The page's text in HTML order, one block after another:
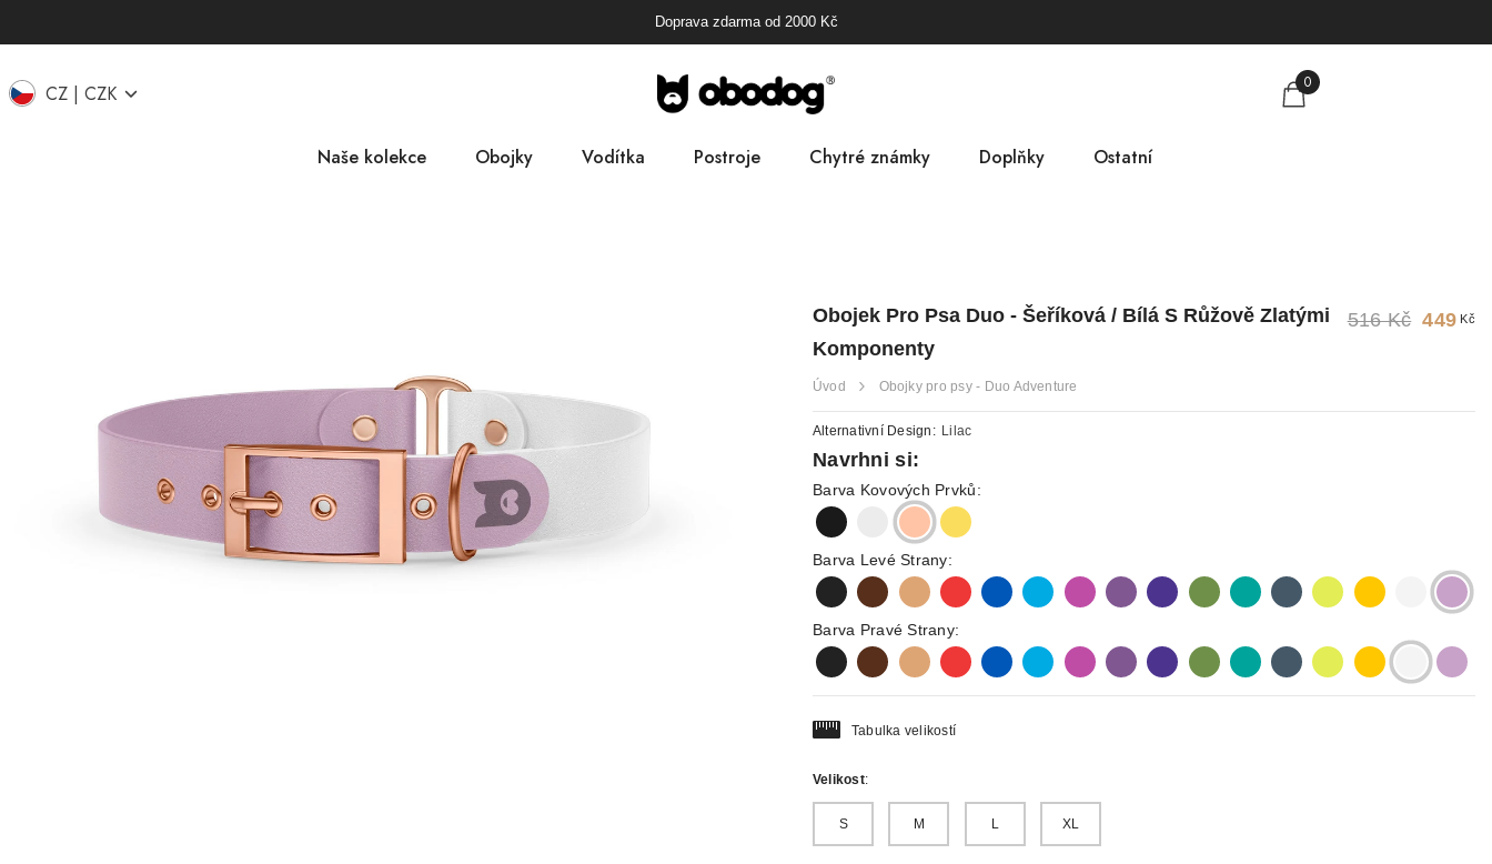
Doprava zdarma od 2000Kč
CZ CZK 0
Naše kolekce Obojky Vodítka Postroje Chytré známky Doplňky Ostatní
516 Kč 449 Kč
Obojek Pro Psa Duo - Šeříková / Bílá S Růžově Zlatými
Komponenty
Úvod Obojky pro psy - Duo Adventure
Alternativní Design: Lilac
Navrhni si:
Barva Kovových Prvků:
black rosegoldgold
Barva Levé Strany:
black darkbrownlightbrown blue lightbluelightpurplepurpur purple olive pastelgreen
petrol neonyellow
yellow
Barva Pravé Strany:
black darkbrownlightbrown blue lightbluelightpurplepurpur purple olive pastelgreen
petrol neonyellow
yellow white
Tabulka velikostí
Velikost:
S M L XL